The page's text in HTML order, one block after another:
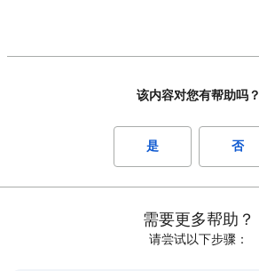
该内容对您有帮助吗？
是 否
需要更多帮助？
请尝试以下步骤：